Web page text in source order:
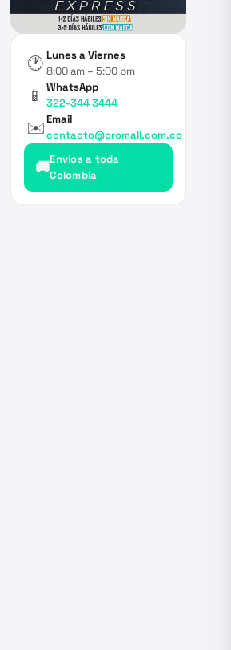
🕐 Lunes a Viernes
8:00 am – 5:00 pm
📱
WhatsApp
322-344 3444
✉️Email
contacto@promall.com.co
🚚Envíos a toda
Colombia